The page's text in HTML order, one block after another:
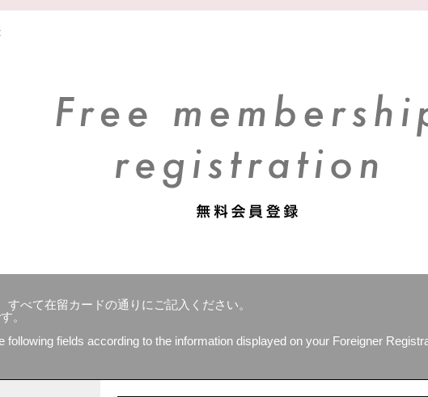
すべて在留カードの通りにご記入ください。
。
following fields according to the information displayed on your Foreigner